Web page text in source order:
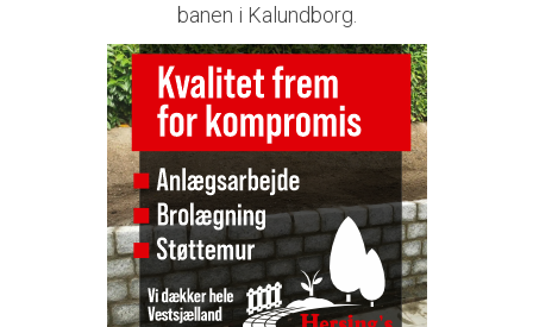
banen i Kalundborg.